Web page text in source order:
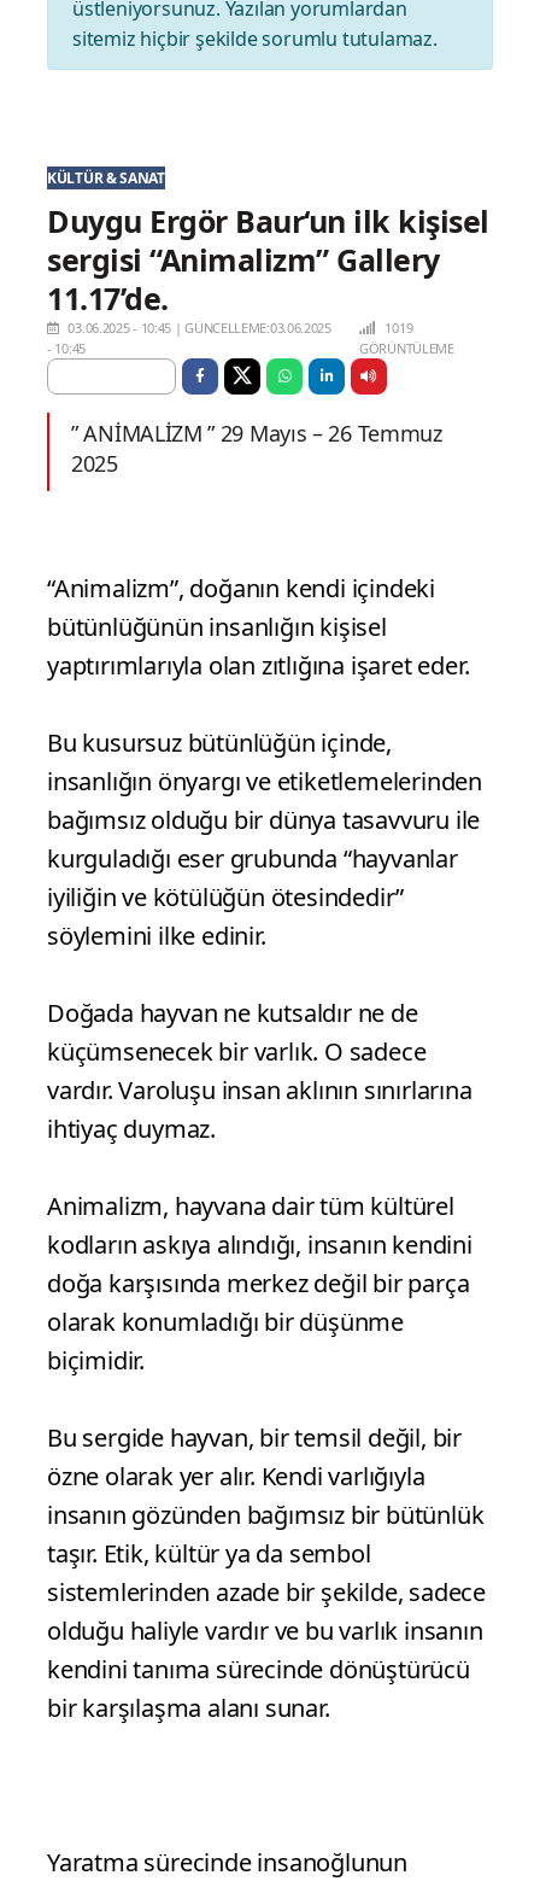
üstleniyorsunuz. Yazılan yorumlardan
sitemiz hiçbir şekilde sorumlu tutulamaz.
KÜLTÜR & SANAT
Duygu Ergör Baur‘un ilk kişisel
sergisi “Animalizm” Gallery
11.17’de.
03.06.2025 - 10:45 |GÜNCELLEME:03.06.2025
- 10:45
1019
GÖRÜNTÜLEME
” ANİMALİZM ” 29 Mayıs – 26 Temmuz
2025
“Animalizm”, doğanın kendi içindeki
bütünlüğünün insanlığın kişisel
yaptırımlarıyla olan zıtlığına işaret eder.
insanlığın önyargı ve etiketlemelerinden
bağımsız olduğu bir dünya tasavvuru ile
kurguladığı eser grubunda “hayvanlar
iyiliğin ve kötülüğün ötesindedir”
Doğada hayvan ne kutsaldır ne de
küçümsenecek bir varlık. O sadece
vardır. Varoluşu insan aklının sınırlarına
ihtiyaç duymaz.
Animalizm, hayvana dair tüm kültürel
kodların askıya alındığı, insanın kendini
doğa karşısında merkez değil bir parça
olarak konumladığı bir düşünme
biçimidir.
Bu sergide hayvan, bir temsil değil, bir
özne olarak yer alır. Kendi varlığıyla
olduğu haliyle vardır ve bu varlık insanın